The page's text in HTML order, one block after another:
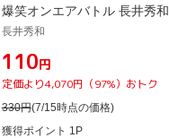
爆笑オンエアバトル 長井秀和
長井秀和
¥110円
定価より4,070円（97%）おトク
330円(7/15時点の価格)
獲得ポイント 1P